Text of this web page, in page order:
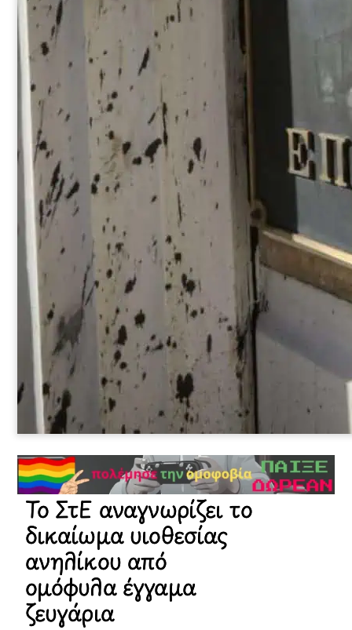
Το ΣτΕ αναγνωρίζει το
δικαίωμα υιοθεσίας
ανηλίκου από
ομόφυλα έγγαμα
ζευγάρια